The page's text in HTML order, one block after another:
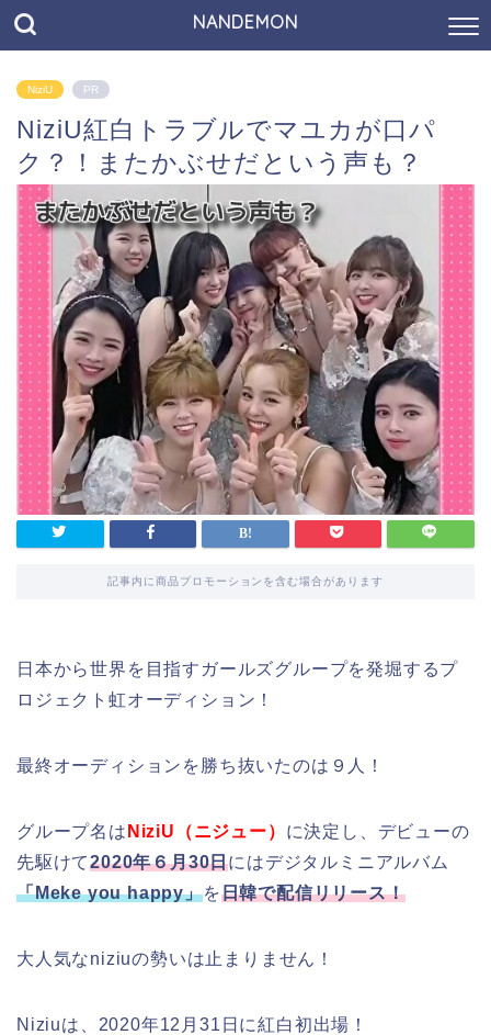
NANDEMON
NiziU PR
NiziU紅白トラブルでマユカが口パ
ク？！またかぶせだという声も？
記事内に商品プロモーションを含む場合があります
日本から世界を目指すガールズグループを発堀するプ
ロジェクト虹オーディション！
最終オーディションを勝ち抜いたのは９人！
グループ名は NiziU（ニジュー） に決定し、デビューの
先駆けて2020年６月30日にはデジタルミニアルバム
「Meke you happy」を日韓で配信リリース！
大人気なniziuの勢いは止まりません！
Niziuは、2020年12月31日に紅白初出場！